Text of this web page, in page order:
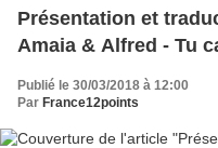
Présentation et
Amaia & Alfred - Tu
Publié le 30/03/2018 à 12:00
Par France12points